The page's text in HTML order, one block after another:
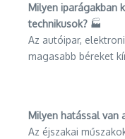
Milyen iparágakban
technikusok? 🏭
Az autóipar,
magasabb béreket
Milyen hatással van
Az éjszakai